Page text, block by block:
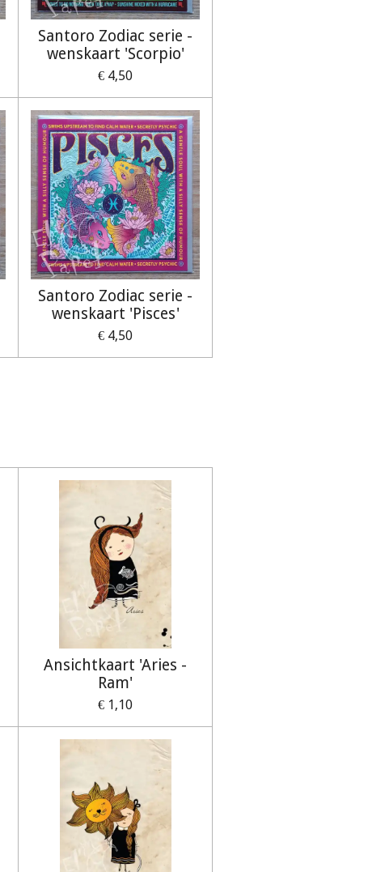
Santoro Zodiac serie -
wenskaart 'Scorpio'
€ 4,50
Santoro Zodiac serie -
wenskaart 'Pisces'
€ 4,50
Ansichtkaart 'Aries -
Ram'
€ 1,10